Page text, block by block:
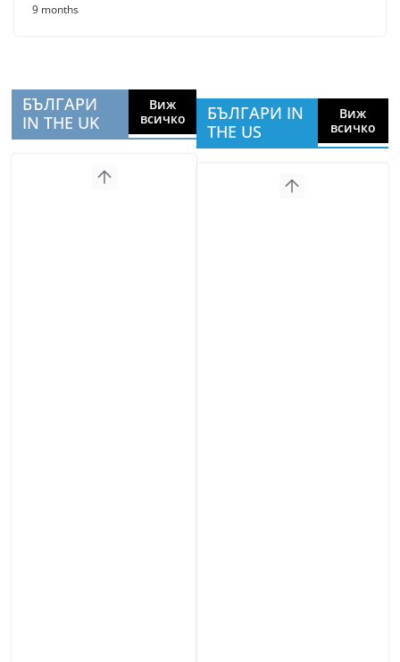
9 months
БЪЛГАРИ
IN THE UK
Виж
всичко
БЪЛГАРИ IN
THE US
Виж
всичко